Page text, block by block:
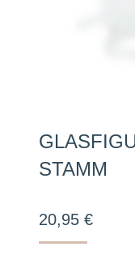
STAMM
20,95 €